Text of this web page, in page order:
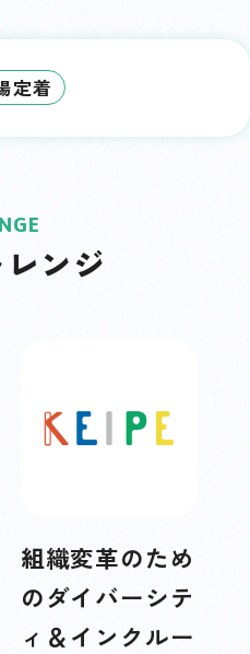
定着
ンジ
組織変革のため
のダイバーシテ
ィ＆インクルー